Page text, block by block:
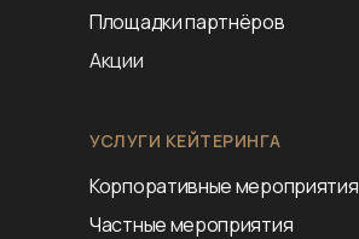
Площадки партнёров
Акции
УСЛУГИ КЕЙТЕРИНГА
Корпоративные мероприятия
Частные мероприятия